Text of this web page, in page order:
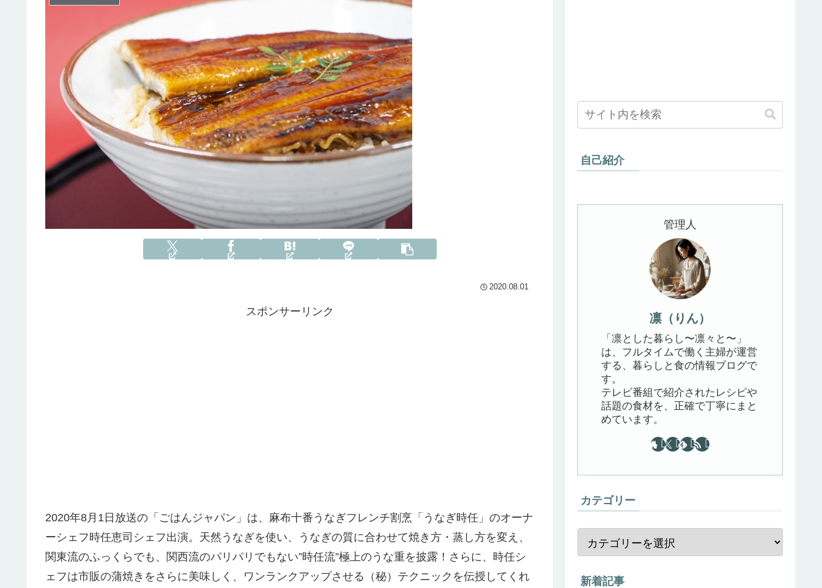
2020.08.01
スポンサーリンク
2020年8月1日放送の「ごはんジャパン」は、麻布十番うなぎフレンチ割烹「うなぎ時任」のオーナ
ーシェフ時任恵司シェフ出演。天然うなぎを使い、うなぎの質に合わせて焼き方・蒸し方を変え、
関東流のふっくらでも、関西流のパリパリでもない”時任流”極上のうな重を披露！さらに、時任シ
ェフは市販の蒲焼きをさらに美味しく、ワンランクアップさせる（秘）テクニックを伝授してくれ
自己紹介
管理人
凛（りん）
「凛とした暮らし〜凛々と〜」
は、フルタイムで働く主婦が運営
する、暮らしと食の情報ブログで
す。
テレビ番組で紹介されたレシピや
話題の食材を、正確で丁寧にまと
めています。
カテゴリー
新着記事